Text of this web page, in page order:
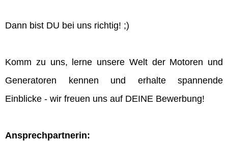
Dann bist DU bei uns richtig! ;)
Komm zu uns, lerne unsere Welt der Motoren und
Generatoren kennen und erhalte spannende
Einblicke - wir freuen uns auf DEINE Bewerbung!
Ansprechpartnerin: